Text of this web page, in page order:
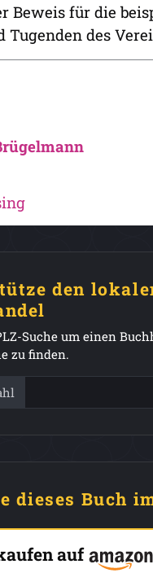
Beweis für die
Tugenden des
den
Suche um einen
zu finden.
dieses Buch
auf